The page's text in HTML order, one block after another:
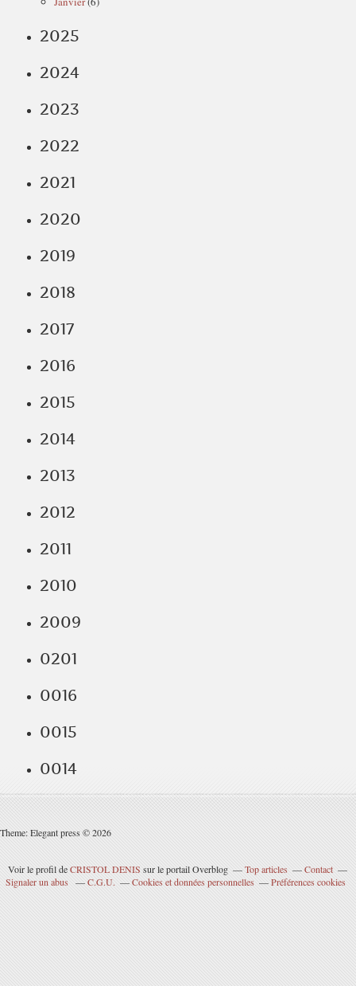
2025
2024
2023
2022
2021
2020
2019
2018
2017
2016
2015
2014
2013
2012
2011
2010
2009
0201
0016
0015
0014
Theme: Elegant press © 2026
Voir le profil deCRISTOL DENIS sur le portail Overblog Top articles
Contact
Signaler un abus
C.G.U. Cookies et données personnelles Préférences cookies